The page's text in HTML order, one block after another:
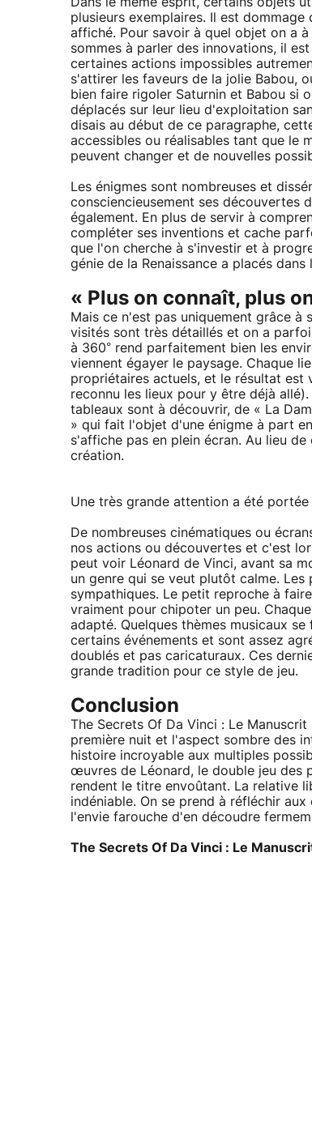
plusieurs exemplaires. Il est
affiché. Pour savoir à quel objet on a
sommes à parler des innovations, il
certaines actions impossibles
s'attirer les faveurs de la jolie Babou,
bien faire rigoler Saturnin et Babou si
déplacés sur leur lieu d'exploitation
disais au début de ce paragraphe,
accessibles ou réalisables tant que le
peuvent changer et de nouvelles
Les énigmes sont nombreuses et
consciencieusement ses découvertes
également. En plus de servir à
compléter ses inventions et cache
que l'on cherche à s'investir et à
génie de la Renaissance a placés
« Plus on connaît, plus
Mais ce n'est pas uniquement grâce à
visités sont très détaillés et on a
à 360° rend parfaitement bien les
viennent égayer le paysage. Chaque
propriétaires actuels, et le résultat est
reconnu les lieux pour y être déjà
tableaux sont à découvrir, de « La
» qui fait l'objet d'une énigme à part
s'affiche pas en plein écran. Au lieu
création.
Une très grande attention a été
De nombreuses cinématiques ou
nos actions ou découvertes et c'est
peut voir Léonard de Vinci, avant sa
un genre qui se veut plutôt calme.
sympathiques. Le petit reproche à
vraiment pour chipoter un peu.
adapté. Quelques thèmes musicaux
certains événements et sont assez
doublés et pas caricaturaux. Ces
grande tradition pour ce style de jeu.
Conclusion
The Secrets Of Da Vinci : Le
première nuit et l'aspect sombre des
histoire incroyable aux multiples
œuvres de Léonard, le double jeu des
rendent le titre envoûtant. La relative
indéniable. On se prend à réfléchir
l'envie farouche d'en découdre
The Secrets Of Da Vinci : Le